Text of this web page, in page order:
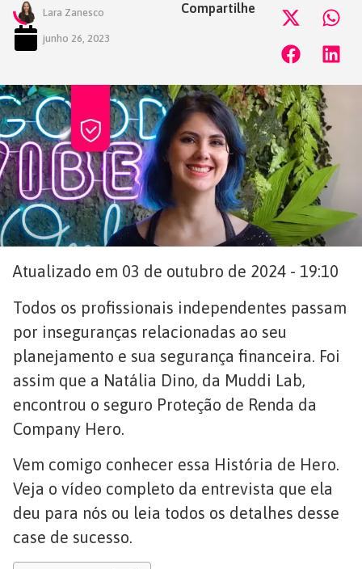
Lara Zanesco
junho 26, 2023
Compartilhe
Atualizado em 03 de outubro de 2024 - 19:10
Todos os profissionais independentes passam
por inseguranças relacionadas ao seu
planejamento e sua segurança financeira. Foi
assim que a Natália Dino, da Muddi Lab,
encontrou o seguro Proteção de Renda da
Company Hero.
Vem comigo conhecer essa História de Hero.
Veja o vídeo completo da entrevista que ela
deu para nós ou leia todos os detalhes desse
case de sucesso.